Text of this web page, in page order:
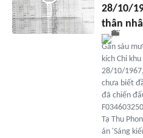
28/10/
thân
Gần sáu
kích Chi
28/10/
chưa biết
đã chiến
Tạ Thu
án 'Sáng